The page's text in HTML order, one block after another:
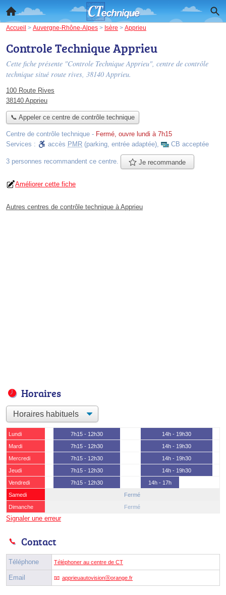
Accueil > Auvergne-Rhône-Alpes > Isère > Apprieu
Controle Technique Apprieu
Cette fiche présente "Controle Technique Apprieu", centre de contrôle
technique situé route rives, 38140 Apprieu.
100 Route Rives
38140 Apprieu
📞 Appeler ce centre de contrôle technique
Centre de contrôle technique - Fermé, ouvre lundi à 7h15
Services :
accès PMR (parking, entrée adaptée), CB acceptée
3 personnes recommandent ce centre. Je recommande
Améliorer cette fiche
Autres centres de contrôle technique à Apprieu
Horaires
Lundi 7h15 - 12h30
14h - 19h30
Mardi
7h15 - 12h30
14h - 19h30
Mercredi
7h15 - 12h30
14h - 19h30
Jeudi
7h15 - 12h30
14h - 19h30
Vendredi
7h15 - 12h30
14h - 17h
Samedi
Fermé
Dimanche
Fermé
Signaler une erreur
Contact
Téléphone Téléphoner au centre de CT
Email apprieuautovisionⓐorange.fr